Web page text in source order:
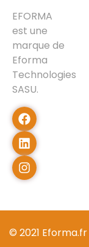
EFORMA
est une
marque de
Eforma
Technologies
SASU.
© 2021 Eforma.fr